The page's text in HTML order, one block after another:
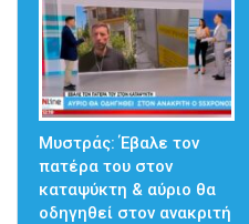
Μυστράς: Έβαλε τον
πατέρα του στον
καταψύκτη & αύριο θα
οδηγηθεί στον ανακριτή